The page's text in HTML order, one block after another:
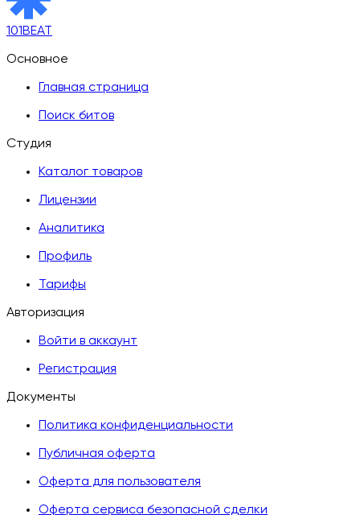
101BEAT
Основное
Главная страница
Поиск битов
Студия
Каталог товаров
Лицензии
Аналитика
Профиль
Тарифы
Авторизация
Войти в аккаунт
Регистрация
Документы
Политика конфиденциальности
Публичная оферта
Оферта для пользователя
Оферта сервиса безопасной сделки